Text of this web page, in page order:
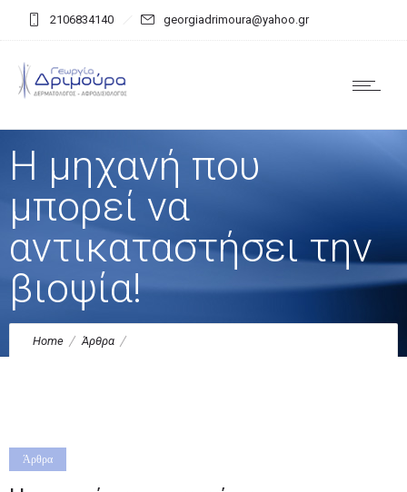
2106834140 georgiadrimoura@yahoo.gr
Η μηχανή που
μπορεί να
αντικαταστήσει την
βιοψία!
Home Άρθρα
Άρθρα